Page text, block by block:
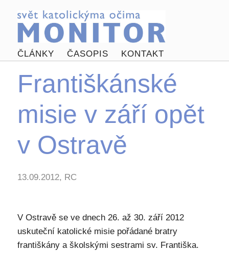
ČLÁNKY ČASOPIS KONTAKT
Františkánské
misie v září opět
v Ostravě
13.09.2012, RC
V Ostravě se ve dnech 26. až 30. září 2012
uskuteční katolické misie pořádané bratry
františkány a školskými sestrami sv. Františka.